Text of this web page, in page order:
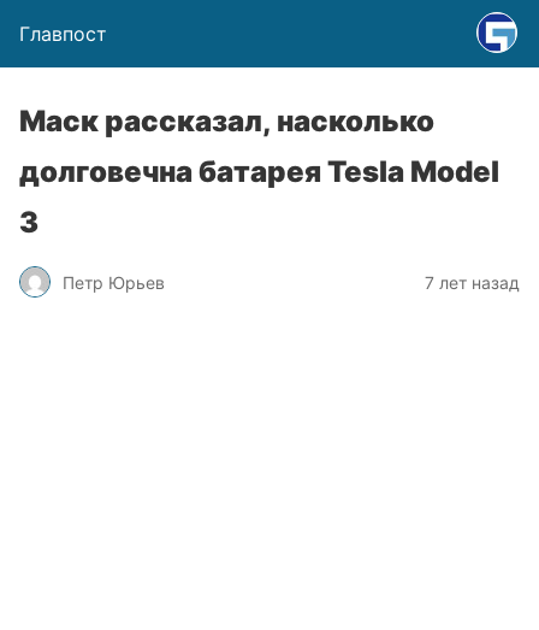
Главпост
Маск рассказал, насколько
долговечна батарея Tesla Model
3
Петр Юрьев 7 лет назад